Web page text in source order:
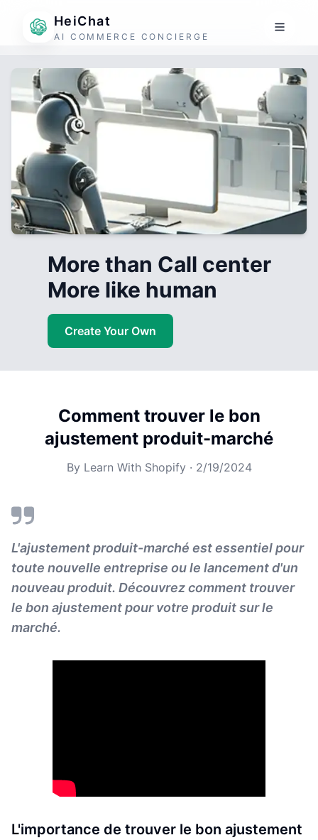
HeiChat
AI COMMERCE CONCIERGE
More than Call center
More like human
Create Your Own
Comment trouver le bon
ajustement produit-marché
By Learn With Shopify · 2/19/2024
L'ajustement produit-marché est essentiel pour
toute nouvelle entreprise ou le lancement d'un
nouveau produit. Découvrez comment trouver
le bon ajustement pour votre produit sur le
marché.
L'importance de trouver le bon ajustement